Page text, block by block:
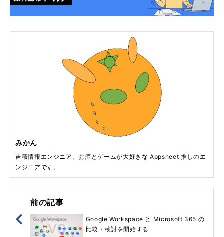
みかん
吉積情報エンジニア。お酒とゲームが大好きな Appsheet 推しのエ
ンジニアです。
前の記事
Google Workspace と Microsoft 365 の
比較・検討を開始する